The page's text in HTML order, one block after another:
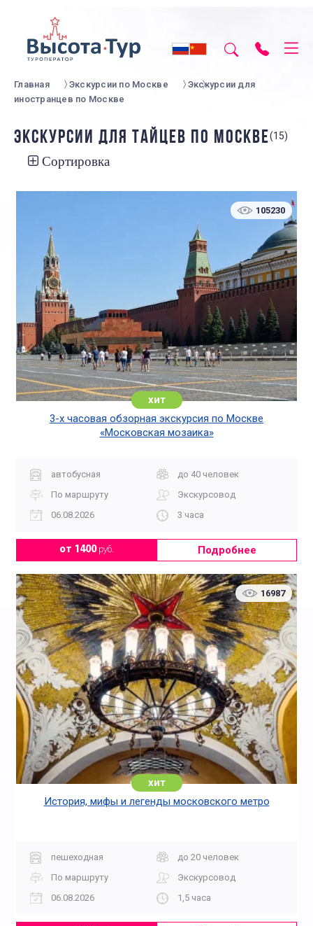
Главная Экскурсии по Москве
Экскурсии для
иностранцев по Москве
ЭКСКУРСИИ ДЛЯ ТАЙЦЕВ ПО МОСКВЕ(15)
Сортировка
105230
хит
3-х часовая обзорная экскурсия по Москве
«Московская мозаика»
автобусная
до 40 человек
По маршруту
Экскурсовод
06.08.2026
3 часа
от 1400руб. Подробнее
16987
хит
История, мифы и легенды московского метро
пешеходная
до 20 человек
По маршруту
Экскурсовод
06.08.2026
1,5 часа